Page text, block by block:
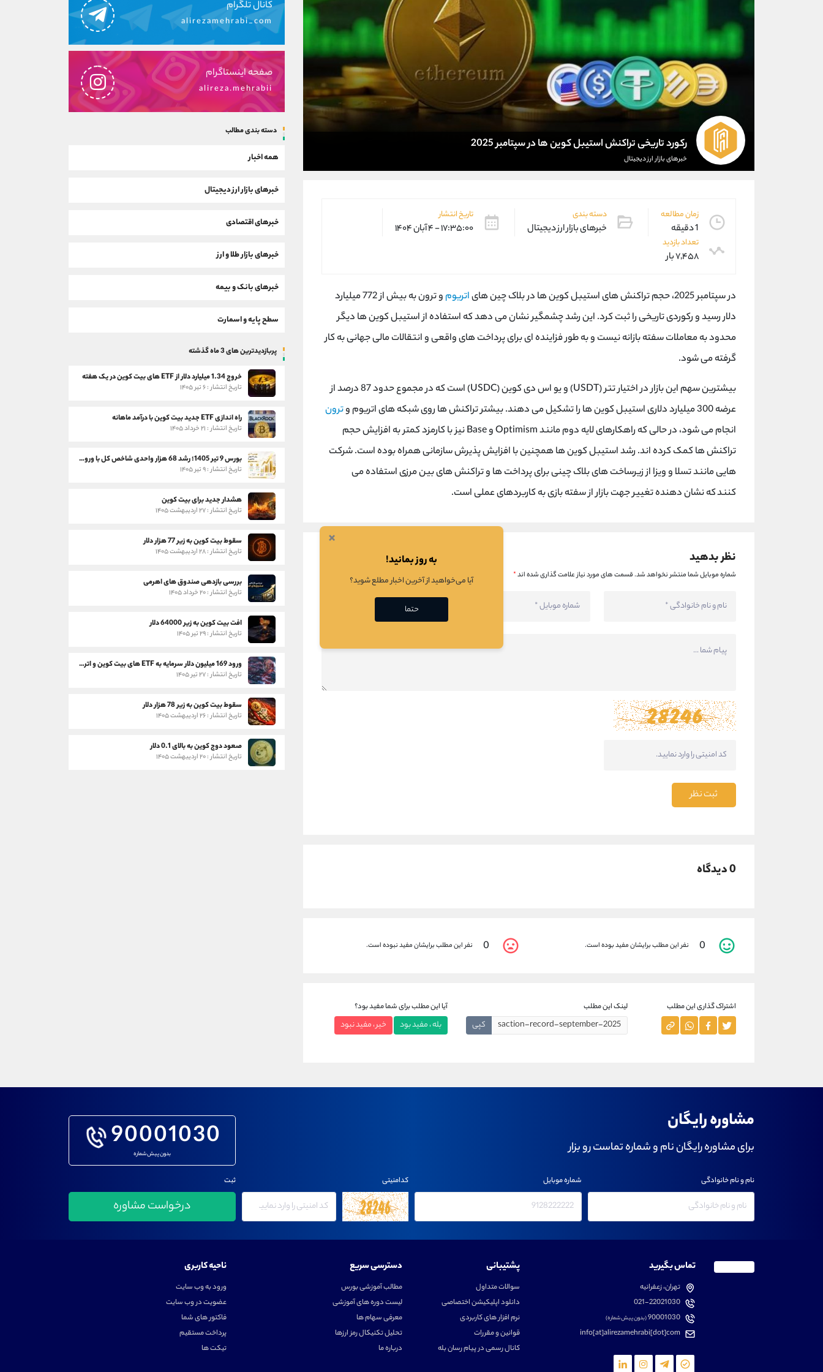
رکورد تاریخی تراکنش استیبل کوین ها در سپتامبر 2025
خبرهای بازار ارز دیجیتال
زمان مطالعه
1 دقیقه
دسته بندی
خبرهای بازار ارز دیجیتال
تاریخ انتشار
۱۷:۳۵:۰۰ - ۴ آبان ۱۴۰۴
تعداد بازدید
۷,۴۵۸ بار
در سپتامبر 2025، حجم تراکنش های استیبل کوین ها در بلاک چین های اتریوم
و ترون به بیش از 772 میلیارد
دلار رسید و رکوردی تاریخی را ثبت کرد. این رشد چشمگیر نشان می دهد که استفاده از استیبل کوین ها دیگر
محدود به معاملات سفته بازانه نیست و به طور فزاینده ای برای پرداخت های واقعی و انتقالات مالی جهانی به کار
گرفته می شود.
بیشترین سهم این بازار در اختیار تتر (USDT) و یو‌ اس دی کوین (USDC) است که در مجموع حدود 87 درصد از
عرضه 300 میلیارد دلاری استیبل کوین ها را تشکیل می دهند. بیشتر تراکنش ها روی شبکه های اتریوم و
ترون
انجام می شود، در حالی که راهکارهای لایه دوم مانند Optimism و Base نیز با کارمزد کمتر به افزایش حجم
تراکنش ها کمک کرده اند. رشد استیبل کوین ها همچنین با افزایش پذیرش سازمانی همراه بوده است. شرکت
هایی مانند تسلا و ویزا از زیرساخت های بلاک چینی برای پرداخت ها و تراکنش های بین مرزی استفاده می
کنند که نشان دهنده تغییر جهت بازار از سفته بازی به کاربردهای عملی است.
نظر بدهید
شماره موبایل شما منتشر نخواهد شد.قسمت های مورد نیاز علامت گذاری شده اند*
ثبت نظر
0 دیدگاه
0 نفر این مطلب برایشان مفید بوده است. 0 نفر این مطلب برایشان مفید نبوده است.
اشتراک گذاری این مطلب لینک این مطلب
کپی
آیا این مطلب برای شما مفید بود؟
بله ، مفید بود خیر ، مفید نبود
کانال تلگرام
alirezamehrabi_com
صفحه اینستاگرام
alireza.mehrabii
دسته بندی مطالب
همه اخبار
خبرهای بازار ارز دیجیتال
خبرهای اقتصادی
خبرهای بازار طلا و ارز
خبرهای بانک و بیمه
سطح پایه و اسمارت
پربازدیدترین های 3 ماه گذشته
خروج 1.34 میلیارد دلار از ETF های بیت کوین در یک هفته
تاریخ انتشار : ۶ تیر ۱۴۰۵
راه اندازی ETF جدید بیت کوین با درآمد ماهانه
تاریخ انتشار : ۲۱ خرداد ۱۴۰۵
بورس 9 تیر 1405؛ رشد 68 هزار واحدی شاخص کل با ورود 3 همت پول حقیقی
تاریخ انتشار : ۹ تیر ۱۴۰۵
هشدار جدید برای بیت کوین
تاریخ انتشار : ۲۷ اردیبهشت ۱۴۰۵
سقوط بیت کوین به زیر 77 هزار دلار
تاریخ انتشار : ۲۸ اردیبهشت ۱۴۰۵
بررسی بازدهی صندوق های اهرمی
تاریخ انتشار : ۲۰ خرداد ۱۴۰۵
افت بیت کوین به زیر 64000 دلار
تاریخ انتشار : ۲۹ تیر ۱۴۰۵
ورود 169 میلیون دلار سرمایه به ETF های بیت کوین و اتریوم
تاریخ انتشار : ۲۷ تیر ۱۴۰۵
سقوط بیت کوین به زیر 78 هزار دلار
تاریخ انتشار : ۲۶ اردیبهشت ۱۴۰۵
صعود دوج کوین به بالای 0.1 دلار
تاریخ انتشار : ۲۰ اردیبهشت ۱۴۰۵
مشاوره رایگان
برای مشاوره رایگان نام و شماره تماست رو بزار 90001030
بدون پیش شماره
نام و نام خانوادگی شماره موبایل کدامنیتی ثبت
تماس بگیرید
تهران، زعفرانیه
021-22021030
90001030(بدون پیش شماره)
info[at]alirezamehrabi[dot]com
پشتیبانی
سوالات متداول
دانلود اپلیکیشن اختصاصی
نرم افزار های کاربردی
قوانین و مقررات
کانال رسمی در پیام رسان بله
دسترسی سریع
مطالب آموزشی بورس
لیست دوره های آموزشی
معرفی سهام ها
تحلیل تکنیکال رمز ارزها
درباره ما
ناحیه کاربری
ورود به وب سایت
عضویت در وب سایت
فاکتور های شما
پرداخت مستقیم
تیکت ها
×
به روز بمانید!
آیا می‌خواهید از آخرین اخبار مطلع شوید؟
حتما